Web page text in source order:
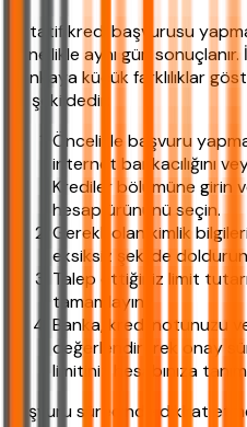
Rotatif kredi başvurusu
genellikle aynı gün
bankaya küçük farklılıklar
şu şekildedir:
Öncelikle başvuru
internet bankacılığını
Krediler bölümüne girin
hesap ürününü seçin.
Gerekli olan kimlik
eksiksiz şekilde
Talep ettiğiniz limit
tamamlayın.
Banka, kredi notunuzu
değerlendirerek onay
limitiniz hesabınıza
Başvuru sürecinde dikkat